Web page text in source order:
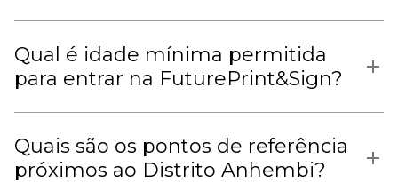
Qual é idade mínima permitida
para entrar na FuturePrint&Sign?
Quais são os pontos de referência
próximos ao Distrito Anhembi?